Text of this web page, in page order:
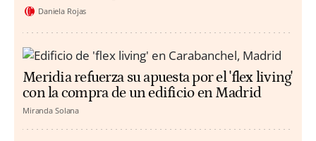
Daniela Rojas
Meridia refuerza su apuesta por el 'flex living'
con la compra de un edificio en Madrid
Miranda Solana